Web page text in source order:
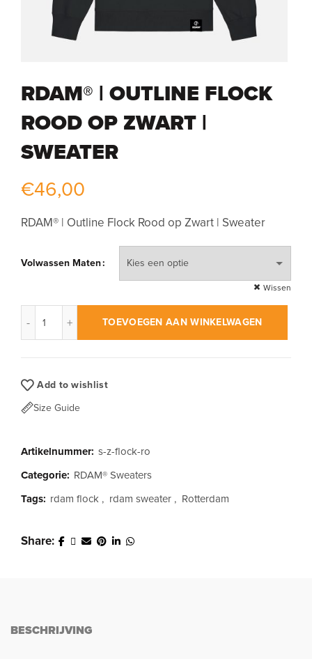
RDAM® | OUTLINE FLOCK
ROOD OP ZWART |
SWEATER
€46,00
RDAM® | Outline Flock Rood op Zwart | Sweater
Volwassen Maten
Wissen
TOEVOEGEN AAN WINKELWAGEN
Add to wishlist
Size Guide
Artikelnummer: s-z-flock-ro
Categorie: RDAM® Sweaters
Tags: rdam flock , rdam sweater , Rotterdam
Share
BESCHRIJVING